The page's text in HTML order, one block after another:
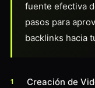
fuente efectiva
pasos para
backlinks hacia
Creación de